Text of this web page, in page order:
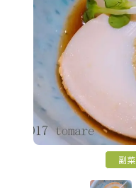
副菜